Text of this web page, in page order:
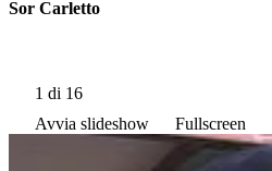
Sor Carletto
1 di 16
Avvia slideshow
Fullscreen